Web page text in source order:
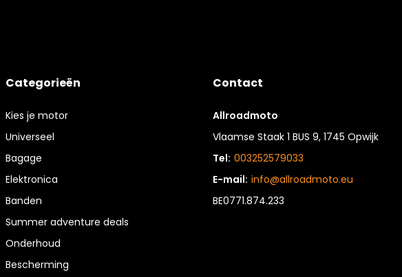
Categorieën
Kies je motor
Universeel
Bagage
Elektronica
Banden
Summer adventure deals
Onderhoud
Bescherming
Contact
Allroadmoto
Vlaamse Staak 1 BUS 9, 1745 Opwijk
Tel: 003252579033
E-mail: info@allroadmoto.eu
BE0771.874.233